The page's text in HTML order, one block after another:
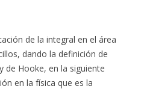
de la integral en el área
dando la definición de
de Hooke, en la siguiente
en la física que es la